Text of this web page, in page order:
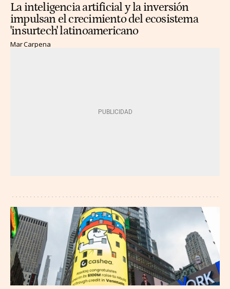
La inteligencia artificial y la inversión
impulsan el crecimiento del ecosistema
'insurtech' latinoamericano
Mar Carpena